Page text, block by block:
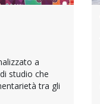
a
studio che
tra gli